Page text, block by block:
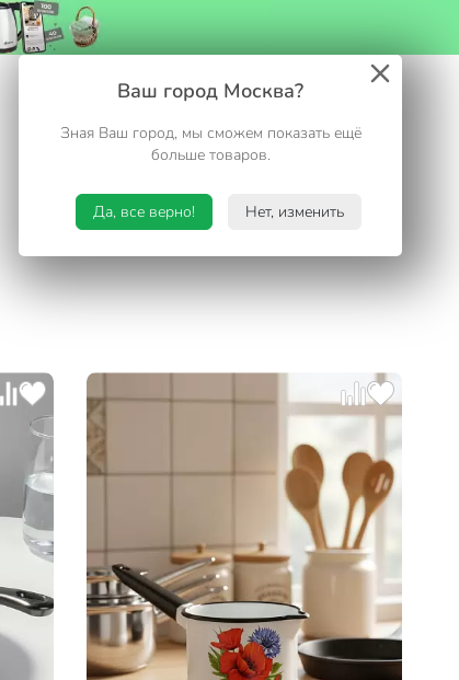
Ваш город Москва?
Зная Ваш город, мы сможем показать ещё
больше товаров.
Да, все верно! Нет, изменить
Корзина
САД И ОГОРОД ТУРИЗМ. ОТДЫХ НА ДАЧЕ